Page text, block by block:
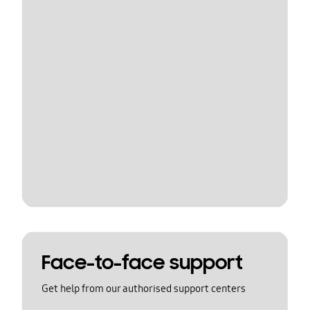
Face-to-face support
Get help from our authorised support centers